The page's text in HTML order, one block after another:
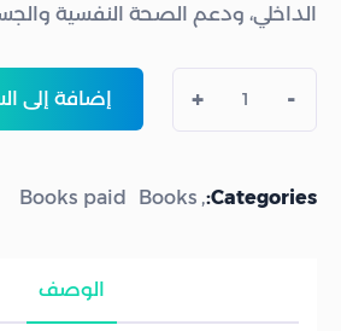
الداخلي، ودعم الصحة النفسية
-
+ إضافة إلى
Categories:
Books
Books paid
الوصف